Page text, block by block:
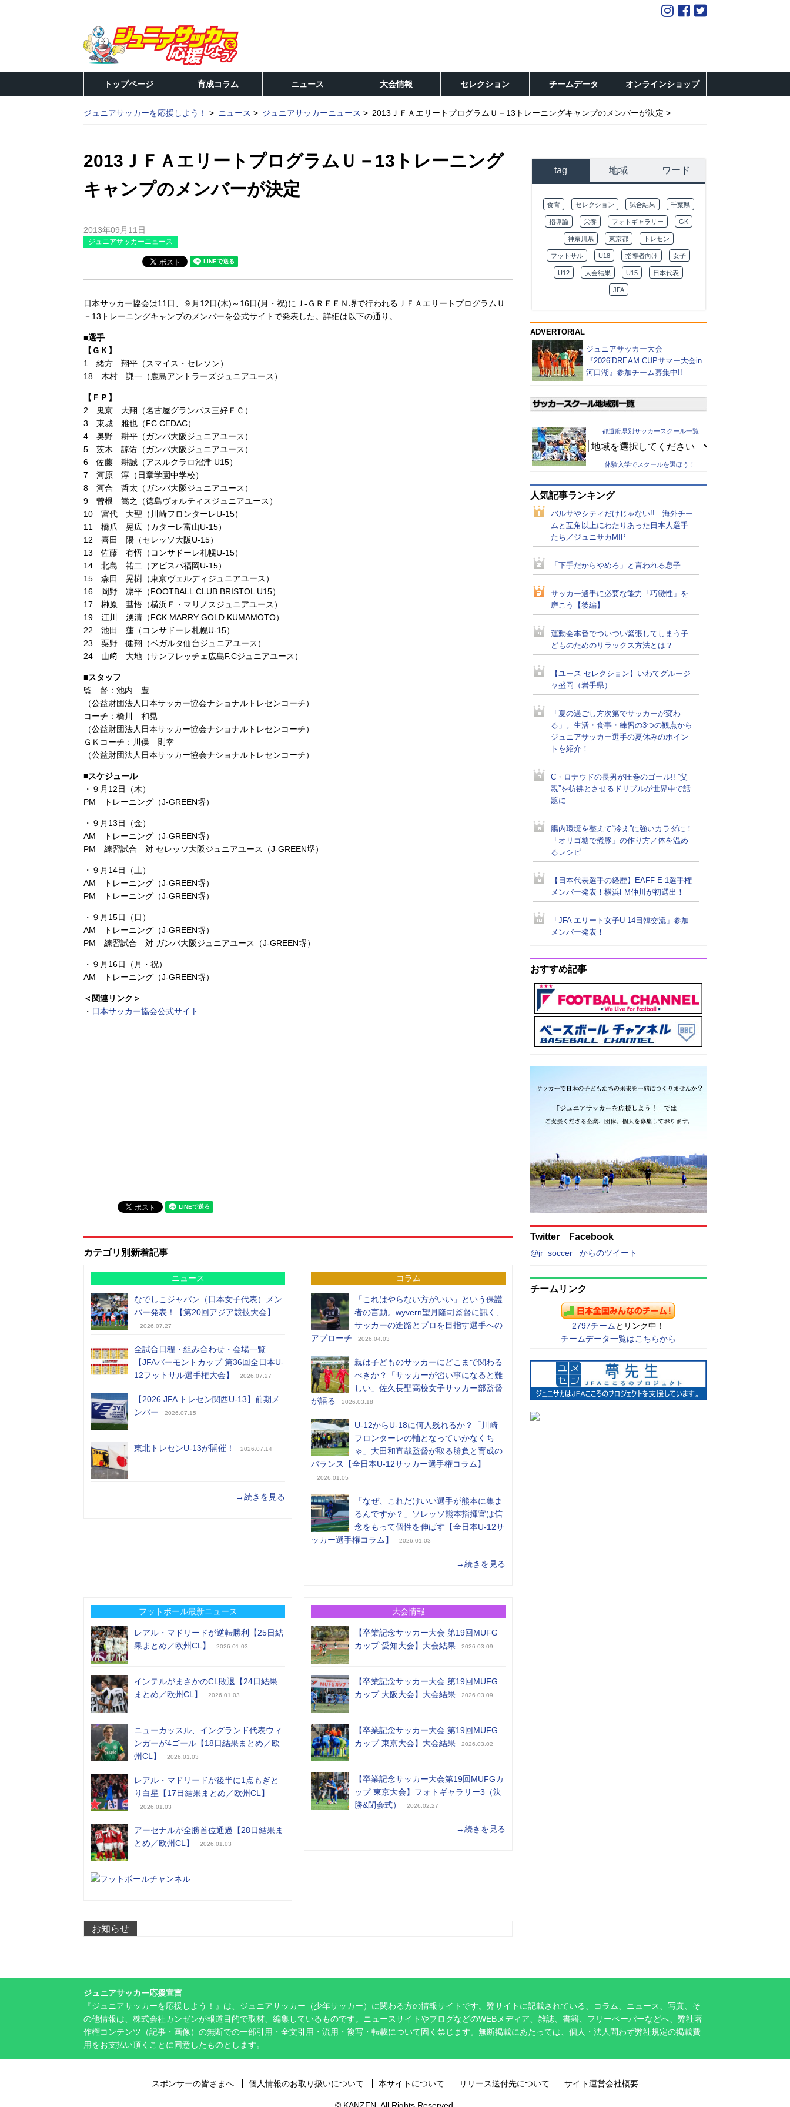
トップページ 育成コラム ニュース 大会情報 セレクション チームデータ オンラインショップ
ジュニアサッカーを応援しよう！ ニュース ジュニアサッカーニュース 2013ＪＦＡエリートプログラムＵ－13トレーニングキャンプのメンバーが決定
2013ＪＦＡエリートプログラムＵ－13トレーニング
キャンプのメンバーが決定
2013年09月11日
ジュニアサッカーニュース
日本サッカー協会は11日、９月12日(木)～16日(月・祝)にＪ‐ＧＲＥＥＮ堺で行われるＪＦＡエリートプログラムＵ
－13トレーニングキャンプのメンバーを公式サイトで発表した。詳細は以下の通り。
■選手
【ＧＫ】
1 緒方 翔平（スマイス・セレソン）
18 木村 謙一（鹿島アントラーズジュニアユース）
【ＦＰ】
2 鬼京 大翔（名古屋グランパス三好ＦＣ）
3 東城 雅也（FC CEDAC）
4 奥野 耕平（ガンバ大阪ジュニアユース）
5 茨木 諒佑（ガンバ大阪ジュニアユース）
6 佐藤 耕誠（アスルクラロ沼津 U15）
7 河原 淳（日章学園中学校）
8 河合 哲太（ガンバ大阪ジュニアユース）
9 曽根 嵩之（徳島ヴォルティスジュニアユース）
10 宮代 大聖（川崎フロンターレU-15）
11 橋爪 晃広（カターレ富山U-15）
12 喜田 陽（セレッソ大阪U-15）
13 佐藤 有悟（コンサドーレ札幌U-15）
14 北島 祐二（アビスパ福岡U-15）
15 森田 晃樹（東京ヴェルディジュニアユース）
16 岡野 凛平（FOOTBALL CLUB BRISTOL U15）
17 榊原 彗悟（横浜Ｆ・マリノスジュニアユース）
19 江川 湧清（FCK MARRY GOLD KUMAMOTO）
22 池田 蓮（コンサドーレ札幌U-15）
23 粟野 健翔（ベガルタ仙台ジュニアユース）
24 山﨑 大地（サンフレッチェ広島F.Cジュニアユース）
■スタッフ
監 督：池内 豊
（公益財団法人日本サッカー協会ナショナルトレセンコーチ）
コーチ：橋川 和晃
（公益財団法人日本サッカー協会ナショナルトレセンコーチ）
ＧＫコーチ：川俣 則幸
（公益財団法人日本サッカー協会ナショナルトレセンコーチ）
■スケジュール
・９月12日（木）
PM トレーニング（J-GREEN堺）
・９月13日（金）
AM トレーニング（J-GREEN堺）
PM 練習試合 対 セレッソ大阪ジュニアユース（J-GREEN堺）
・９月14日（土）
AM トレーニング（J-GREEN堺）
PM トレーニング（J-GREEN堺）
・９月15日（日）
AM トレーニング（J-GREEN堺）
PM 練習試合 対 ガンバ大阪ジュニアユース（J-GREEN堺）
・９月16日（月・祝）
AM トレーニング（J-GREEN堺）
＜関連リンク＞
・ 日本サッカー協会公式サイト
カテゴリ別新着記事
ニュース
なでしこジャパン（日本女子代表）メン
バー発表！【第20回アジア競技大会】
2026.07.27
全試合日程・組み合わせ・会場一覧
【JFAバーモントカップ 第36回全日本U-
12フットサル選手権大会】
2026.07.27
【2026 JFA トレセン関西U-13】前期メ
ンバー
2026.07.15
東北トレセンU-13が開催！ 2026.07.14
→続きを見る
コラム
「これはやらない方がいい」という保護
者の言動。wyvern望月隆司監督に訊く、
サッカーの進路とプロを目指す選手への
アプローチ
2026.04.03
親は子どものサッカーにどこまで関わる
べきか？「サッカーが習い事になると難
しい」佐久長聖高校女子サッカー部監督
が語る
2026.03.18
U-12からU-18に何人残れるか？「川崎
フロンターレの軸となっていかなくち
ゃ」大田和直哉監督が取る勝負と育成の
バランス【全日本U-12サッカー選手権コラム】
2026.01.05
「なぜ、これだけいい選手が熊本に集ま
るんですか？」ソレッソ熊本指揮官は信
念をもって個性を伸ばす【全日本U-12サ
ッカー選手権コラム】
2026.01.03
→続きを見る
フットボール最新ニュース
レアル・マドリードが逆転勝利【25日結
果まとめ／欧州CL】
2026.01.03
インテルがまさかのCL敗退【24日結果
まとめ／欧州CL】
2026.01.03
ニューカッスル、イングランド代表ウィ
ンガーが4ゴール【18日結果まとめ／欧
州CL】
2026.01.03
レアル・マドリードが後半に1点もぎと
り白星【17日結果まとめ／欧州CL】
2026.01.03
アーセナルが全勝首位通過【28日結果ま
とめ／欧州CL】
2026.01.03
大会情報
【卒業記念サッカー大会 第19回MUFG
カップ 愛知大会】大会結果
2026.03.09
【卒業記念サッカー大会 第19回MUFG
カップ 大阪大会】大会結果
2026.03.09
【卒業記念サッカー大会 第19回MUFG
カップ 東京大会】大会結果
2026.03.02
【卒業記念サッカー大会第19回MUFGカ
ップ 東京大会】フォトギャラリー3（決
勝&閉会式）
2026.02.27
→続きを見る
お知らせ
tag 地域 ワード
食育 セレクション 試合結果 千葉県
指導論 栄養 フォトギャラリー GK
神奈川県 東京都 トレセン
フットサル U18 指導者向け 女子
U12 大会結果 U15 日本代表
JFA
ADVERTORIAL
ジュニアサッカー大会
『2026’DREAM CUPサマー大会in
河口湖』参加チーム募集中!!
都道府県別サッカースクール一覧
体験入学でスクールを選ぼう！
人気記事ランキング
バルサやシティだけじゃない!! 海外チー
ムと互角以上にわたりあった日本人選手
たち／ジュニサカMIP
「下手だからやめろ」と言われる息子
サッカー選手に必要な能力「巧緻性」を
磨こう【後編】
運動会本番でついつい緊張してしまう子
どものためのリラックス方法とは？
【ユース セレクション】いわてグルージ
ャ盛岡（岩手県）
「夏の過ごし方次第でサッカーが変わ
る」。生活・食事・練習の3つの観点から
ジュニアサッカー選手の夏休みのポイン
トを紹介！
C・ロナウドの長男が圧巻のゴール!! ”父
親”を彷彿とさせるドリブルが世界中で話
題に
腸内環境を整えて“冷え”に強いカラダに！
「オリゴ糖で煮豚」の作り方／体を温め
るレシピ
【日本代表選手の経歴】EAFF E-1選手権
メンバー発表！横浜FM仲川が初選出！
「JFA エリート女子U-14日韓交流」参加
メンバー発表！
おすすめ記事
Twitter Facebook
@jr_soccer_ からのツイート
チームリンク
2797チーム とリンク中！
チームデータ一覧はこちらから
ジュニアサッカー応援宣言
『ジュニアサッカーを応援しよう！』は、ジュニアサッカー（少年サッカー）に関わる方の情報サイトです。弊サイトに記載されている、コラム、ニュース、写真、そ
の他情報は、株式会社カンゼンが報道目的で取材、編集しているものです。ニュースサイトやブログなどのWEBメディア、雑誌、書籍、フリーペーパーなどへ、弊社著
作権コンテンツ（記事・画像）の無断での一部引用・全文引用・流用・複写・転載について固く禁じます。無断掲載にあたっては、個人・法人問わず弊社規定の掲載費
用をお支払い頂くことに同意したものとします。
スポンサーの皆さまへ 個人情報のお取り扱いについて 本サイトについて リリース送付先について サイト運営会社概要
© KANZEN. All Rights Reserved.